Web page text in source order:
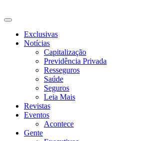
para
conteúdoExclusivas
Notícias
Capitalização
Previdência Privada
Resseguros
Saúde
Seguros
Leia Mais
Revistas
Eventos
Acontece
Gente